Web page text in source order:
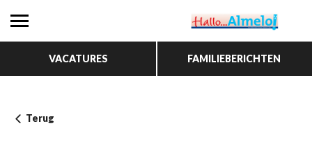
VACATURES FAMILIEBERICHTEN
Terug